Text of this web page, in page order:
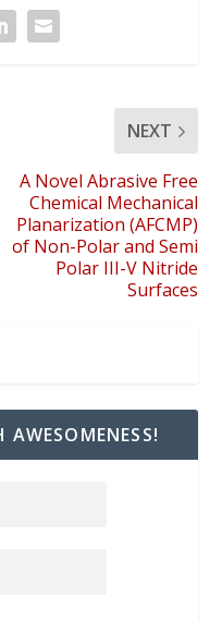
NEXT
A Novel Abrasive Free
Chemical Mechanical
Planarization (AFCMP)
of Non-Polar and Semi
Polar III-V Nitride
Surfaces
AWESOMENESS!